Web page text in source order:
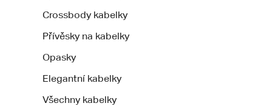
Crossbody kabelky
Přívěsky na kabelky
Opasky
Elegantní kabelky
Všechny kabelky